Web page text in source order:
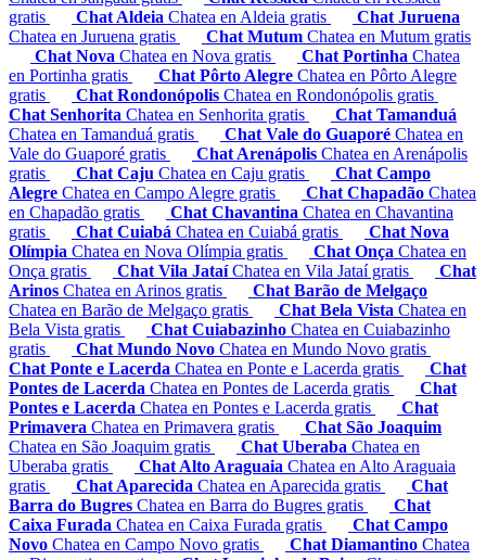
gratis
Chat Aldeia Chatea en Aldeia gratis
Chat Juruena
Chatea en Juruena gratis
Chat Mutum Chatea en Mutum gratis
Chat Nova Chatea en Nova gratis Chat Portinha Chatea
en Portinha gratis
Chat Pôrto Alegre Chatea en Pôrto Alegre
gratis
Chat Rondonópolis Chatea en Rondonópolis gratis
Chat Senhorita Chatea en Senhorita gratis
Chat Tamanduá
Chatea en Tamanduá gratis
Chat Vale do Guaporé Chatea en
Vale do Guaporé gratis
Chat Arenápolis Chatea en Arenápolis
gratis
Chat Caju Chatea en Caju gratis
Chat Campo
Alegre Chatea en Campo Alegre gratis Chat Chapadão Chatea
en Chapadão gratis
Chat Chavantina Chatea en Chavantina
gratis
Chat Cuiabá Chatea en Cuiabá gratis
Chat Nova
Olímpia Chatea en Nova Olímpia gratis Chat Onça Chatea en
Onça gratis
Chat Vila JataíChatea en Vila Jataí gratis
Chat
Arinos Chatea en Arinos gratis
Chat Barão de Melgaço
Chatea en Barão de Melgaço gratis
Chat Bela Vista Chatea en
Bela Vista gratis
Chat Cuiabazinho Chatea en Cuiabazinho
gratis
Chat Mundo Novo Chatea en Mundo Novo gratis
Chat Ponte e Lacerda Chatea en Ponte e Lacerda gratis
Chat
Pontes de Lacerda Chatea en Pontes de Lacerda gratis
Chat
Pontes e Lacerda Chatea en Pontes e Lacerda gratis
Chat
Primavera Chatea en Primavera gratis
Chat São Joaquim
Chatea en São Joaquim gratis
Chat Uberaba Chatea en
Uberaba gratis
Chat Alto Araguaia Chatea en Alto Araguaia
gratis
Chat Aparecida Chatea en Aparecida gratis
Chat
Barra do Bugres Chatea en Barra do Bugres gratis
Chat
Caixa Furada Chatea en Caixa Furada gratis
Chat Campo
Novo Chatea en Campo Novo gratis Chat Diamantino Chatea